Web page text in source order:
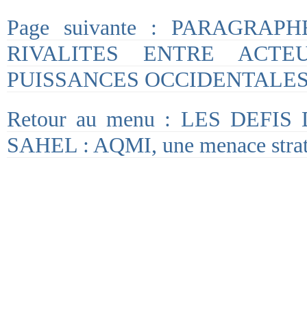
Page suivante :
RIVALITES ENTRE
PUISSANCES
Retour au menu : LES DEFIS
SAHEL : AQMI, une menace